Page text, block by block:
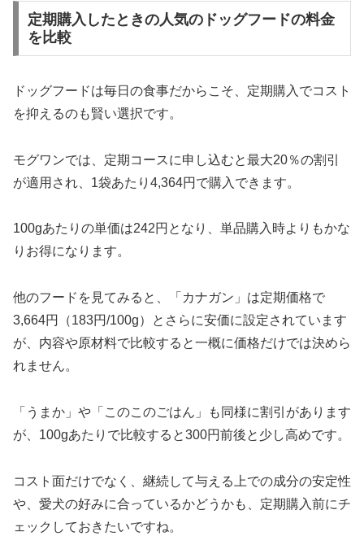
定期購入したときの人気のドッグフードの料金
を比較
ドッグフードは毎日の食事だからこそ、定期購入でコスト
を抑えるのも賢い選択です。
モグワンでは、定期コースに申し込むと最大20％の割引
が適用され、1袋あたり4,364円で購入できます。
100gあたりの単価は242円となり、単品購入時よりもかな
りお得になります。
他のフードを見てみると、「カナガン」は定期価格で
3,664円（183円/100g）とさらに安価に設定されています
が、内容や原材料で比較すると一概に価格だけでは決めら
れません。
「うまか」や「このこのごはん」も同様に割引があります
が、100gあたりで比較すると300円前後と少し高めです。
コスト面だけでなく、継続して与える上での成分の安定性
や、愛犬の好みに合っているかどうかも、定期購入前にチ
ェックしておきたいですね。